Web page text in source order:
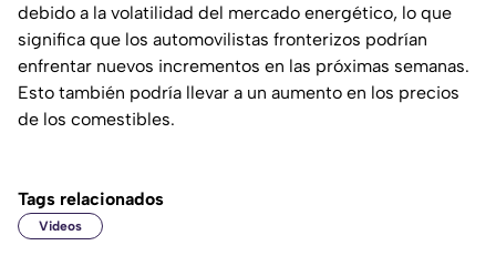
debido a la volatilidad del mercado energético, lo que
significa que los automovilistas fronterizos podrían
enfrentar nuevos incrementos en las próximas semanas.
Esto también podría llevar a un aumento en los precios
de los comestibles.
Tags relacionados
Videos